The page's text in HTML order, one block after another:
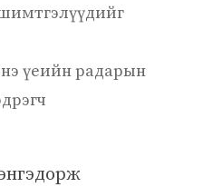
үеийн радарын